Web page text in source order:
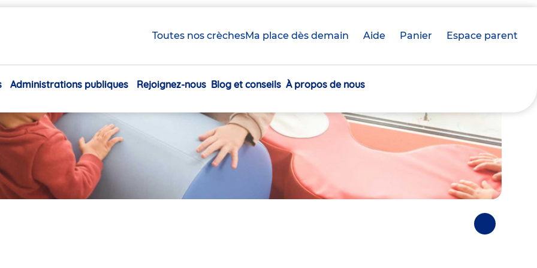
Toutes nos crèchesMa place dès demain Aide Panier crèche(s)
Espace parent
Navigation
Administrations publiques Rejoignez-nous Blog et conseils À propos de nous
Photos
suivantes